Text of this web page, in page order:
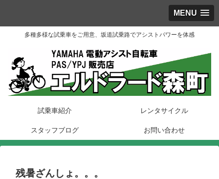
MENU
多種多様な試乗車をご用意、坂道試乗路でアシストパワーを体感
試乗車紹介 レンタサイクル
スタッフブログ お問い合わせ
残暑ざんしょ。。。